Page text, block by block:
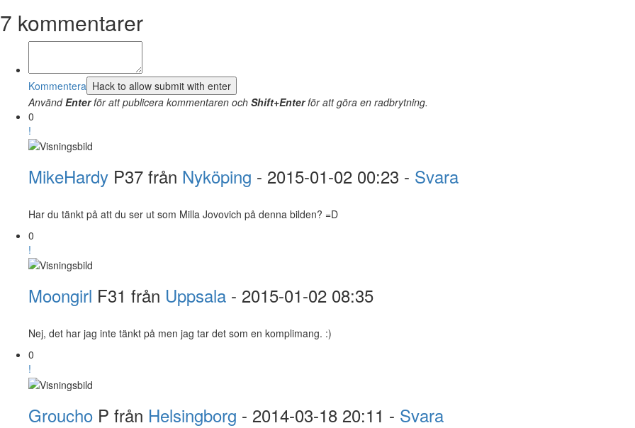
7 kommentarer
Kommentera
AnvändEnterför att publicera kommentaren och Shift+Enterför att göra en radbrytning.
0
!
MikeHardy P37 från Nyköping - 2015-01-02 00:23 - Svara
Har du tänkt på att du ser ut som Milla Jovovich på denna bilden? =D
0
!
Moongirl F31 från Uppsala - 2015-01-02 08:35
Nej, det har jag inte tänkt på men jag tar det som en komplimang. :)
0
!
Groucho P från Helsingborg - 2014-03-18 20:11 - Svara